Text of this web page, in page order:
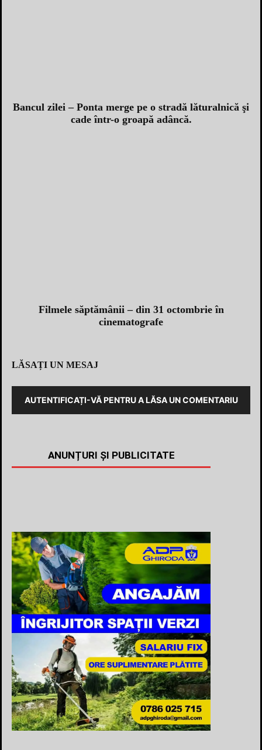
Bancul zilei – Ponta merge pe o stradă lăturalnică şi
cade într-o groapă adâncă.
Filmele săptămânii – din 31 octombrie în
cinematografe
LĂSAȚI UN MESAJ
AUTENTIFICAȚI-VĂ PENTRU A LĂSA UN COMENTARIU
ANUNȚURI ȘI PUBLICITATE